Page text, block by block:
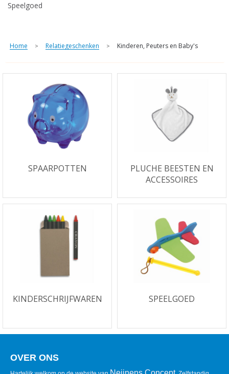
Speelgoed
Home > Relatiegeschenken > Kinderen, Peuters en Baby's
SPAARPOTTEN
PLUCHE BEESTEN EN
ACCESSOIRES
KINDERSCHRIJFWAREN SPEELGOED
OVER ONS